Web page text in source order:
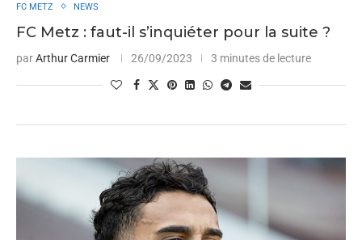
FC METZ NEWS
FC Metz : faut-il s’inquiéter pour la suite ?
parArthur Carmier 26/09/2023 3 minutes de lecture